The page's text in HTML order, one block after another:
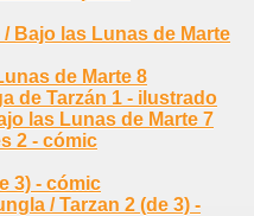
Bajo las Lunas de Marte
de Marte 8
de Tarzán 1 - ilustrado
las Lunas de Marte 7
2 - cómic
3) - cómic
/ Tarzan 2 (de 3) -